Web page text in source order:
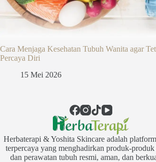
Cara Menjaga Kesehatan Tubuh Wanita agar
Percaya Diri
15 Mei 2026
Herbaterapi & Yoshita Skincare adalah
terpercaya yang menghadirkan produk-produk
dan perawatan tubuh resmi, aman, dan